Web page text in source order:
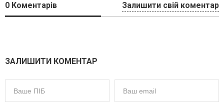
0 Коментарів Залишити свій коментар
ЗАЛИШИТИ КОМЕНТАР